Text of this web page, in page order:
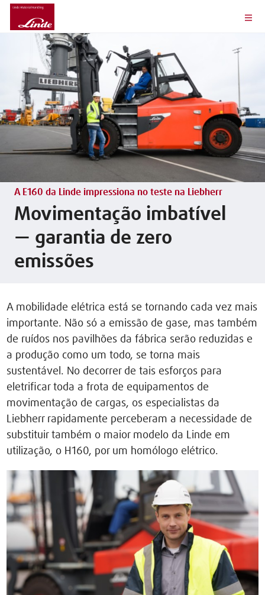
A E160 da Linde impressiona no teste na Liebherr
Movimentação imbatível
— garantia de zero
emissões
A mobilidade elétrica está se tornando cada vez mais
importante. Não só a emissão de gase, mas também
de ruídos nos pavilhões da fábrica serão reduzidas e
a produção como um todo, se torna mais
sustentável. No decorrer de tais esforços para
eletrificar toda a frota de equipamentos de
movimentação de cargas, os especialistas da
Liebherr rapidamente perceberam a necessidade de
substituir também o maior modelo da Linde em
utilização, o H160, por um homólogo elétrico.